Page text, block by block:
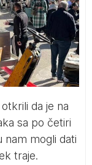
da je na
sa po četiri
nam mogli dati
traje.